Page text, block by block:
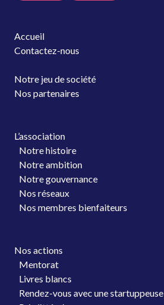
Accueil
Contactez-nous
Notre jeu de société
Nos partenaires
L’association
Notre histoire
Notre ambition
Notre gouvernance
Nos réseaux
Nos membres bienfaiteurs
Nos actions
Mentorat
Livres blancs
Rendez-vous avec une startuppeuse